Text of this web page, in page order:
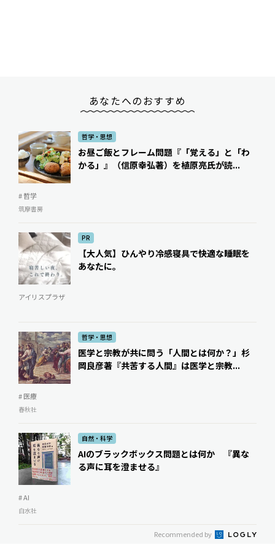
あなたへのおすすめ
哲学・思想
お昼ご飯とフレーム問題――『「覚える」と「わ
かる」』（信原幸弘著）を植原亮氏が読...
# 哲学
筑摩書房
PR
【大人気】ひんやり冷感寝具で快適な睡眠を
あなたに。
アイリスプラザ
哲学・思想
医学と宗教が共に問う「人間とは何か？」――杉
岡良彦著『共苦する人間』は医学と宗教...
# 医療
春秋社
自然・科学
AIのブラックボックス問題とは何か 『異な
る声に耳を澄ませる』
# AI
白水社
Recommended by